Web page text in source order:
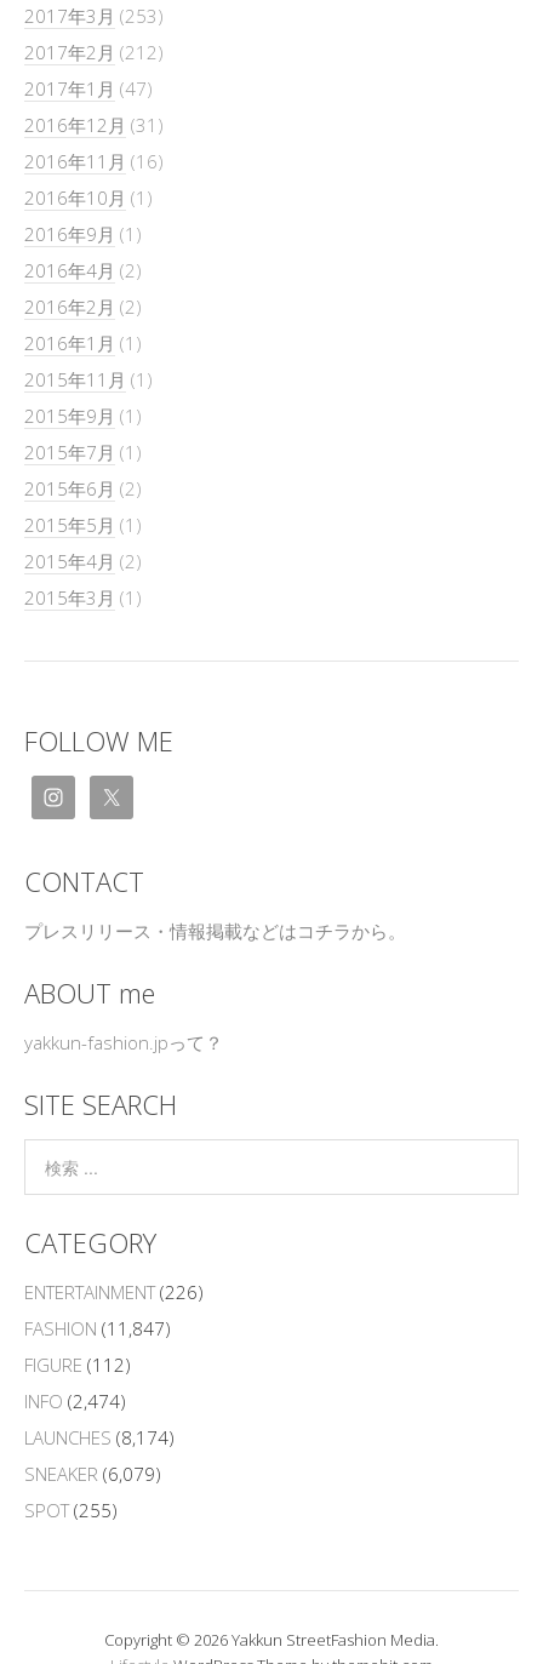
2017年3月 (253)
2017年2月 (212)
2017年1月 (47)
2016年12月 (31)
2016年11月 (16)
2016年10月 (1)
2016年9月 (1)
2016年4月 (2)
2016年2月 (2)
2016年1月 (1)
2015年11月 (1)
2015年9月 (1)
2015年7月 (1)
2015年6月 (2)
2015年5月 (1)
2015年4月 (2)
2015年3月 (1)
FOLLOW ME
CONTACT
プレスリリース・情報掲載などはコチラから。
ABOUT me
yakkun-fashion.jpって？
SITE SEARCH
CATEGORY
ENTERTAINMENT(226)
FASHION (11,847)
FIGURE (112)
INFO (2,474)
LAUNCHES (8,174)
SNEAKER (6,079)
SPOT(255)
Copyright © 2026 Yakkun StreetFashion Media.